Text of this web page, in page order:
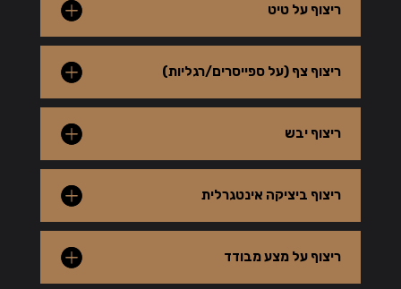
ריצוף על טיט
ריצוף צף (על ספייסרים/רגליות)
ריצוף יבש
ריצוף ביציקה אינטגרלית
ריצוף על מצע מבודד